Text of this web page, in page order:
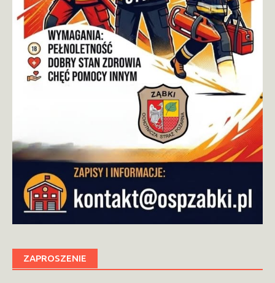
ZAPROSZENIE